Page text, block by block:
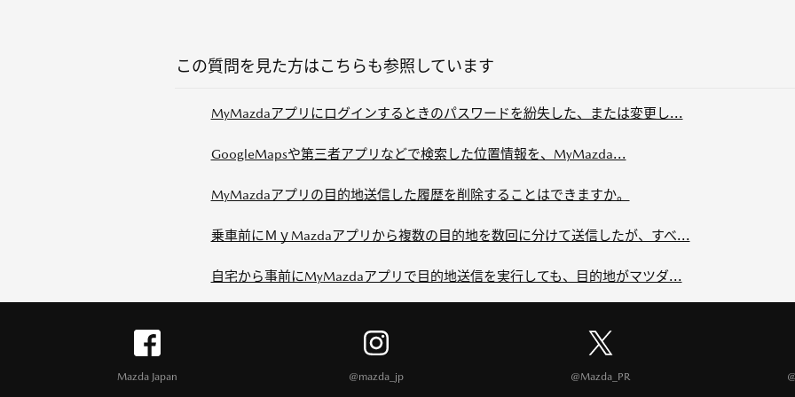
この質問を見た方はこちらも参照しています
MyMazdaアプリにログインするときのパスワードを紛失した、または変更し...
GoogleMapsや第三者アプリなどで検索した位置情報を、MyMazda...
MyMazdaアプリの目的地送信した履歴を削除することはできますか。
乗車前にＭｙMazdaアプリから複数の目的地を数回に分けて送信したが、すべ...
自宅から事前にMyMazdaアプリで目的地送信を実行しても、目的地がマツダ...
Mazda Japan @mazda_jp @Mazda_PR